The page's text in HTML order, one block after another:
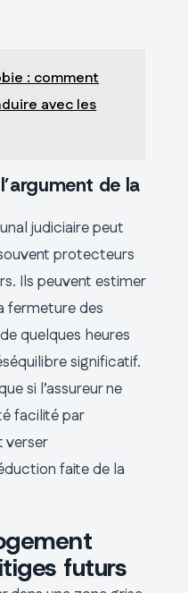
: comment
avec les
de la
judiciaire peut
protecteurs
Ils peuvent estimer
fermeture des
quelques heures
significatif.
si l’assureur ne
facilité par
verser
faite de la
futurs